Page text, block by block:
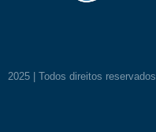
2025 | Todos direitos reservados